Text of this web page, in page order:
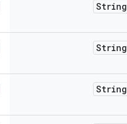
String
String
String